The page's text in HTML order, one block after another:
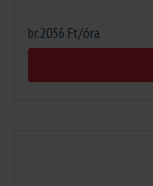
br.2056 Ft/óra